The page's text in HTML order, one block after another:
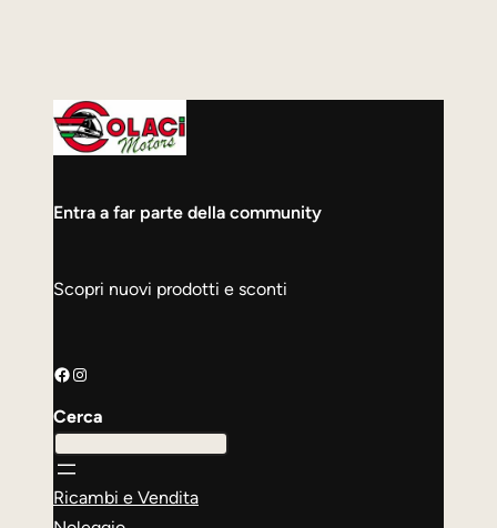
Entra a far parte della community
Scopri nuovi prodotti e sconti
Facebook Instagram
Cerca
Ricambi e Vendita